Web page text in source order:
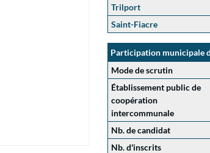
Trilport
Saint-Fiacre
Participation municipale
Mode de scrutin
Établissement public de
coopération
intercommunale
Nb. de candidat
Nb. d'inscrits